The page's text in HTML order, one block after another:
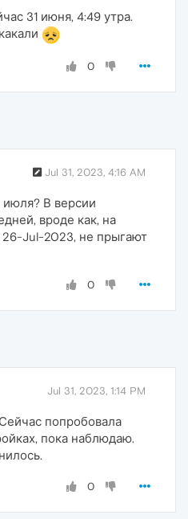
31 июня, 4:49 утра.
0
Jul 31, 2023, 4:16 AM
В версии
вроде как, на
Jul-2023, не прыгают
0
Jul 31, 2023, 1:14 PM
попробовала
пока наблюдаю.
0